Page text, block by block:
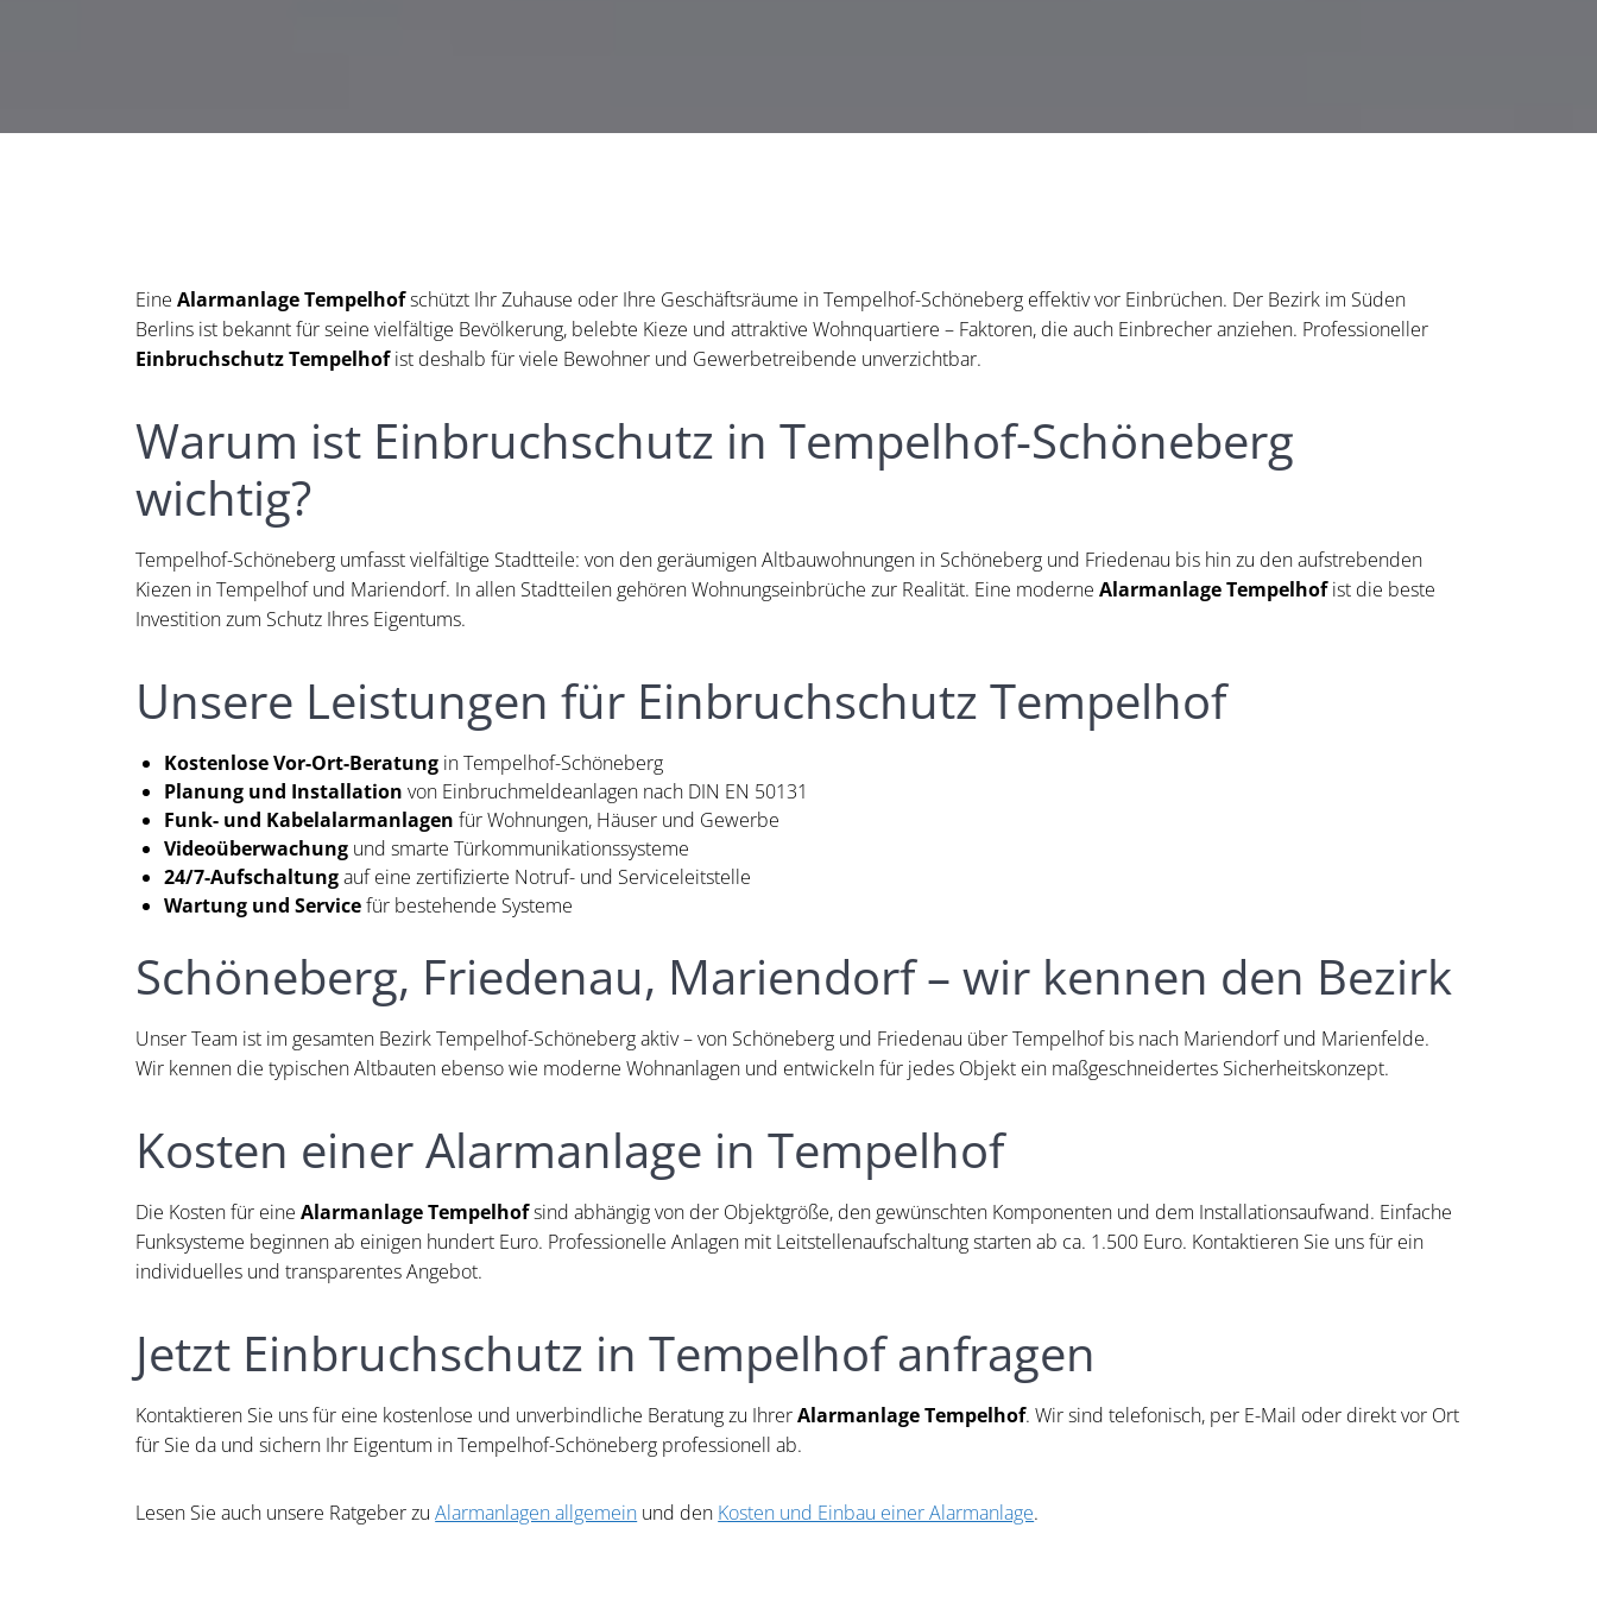
EineAlarmanlage Tempelhofschützt Ihr Zuhause oder Ihre Geschäftsräume in Tempelhof-Schöneberg effektiv vor Einbrüchen. Der Bezirk im Süden
Berlins ist bekannt für seine vielfältige Bevölkerung, belebte Kieze und attraktive Wohnquartiere – Faktoren, die auch Einbrecher anziehen. Professioneller
Einbruchschutz Tempelhofist deshalb für viele Bewohner und Gewerbetreibende unverzichtbar.
Warum ist Einbruchschutz in Tempelhof-Schöneberg
wichtig?
Tempelhof-Schöneberg umfasst vielfältige Stadtteile: von den geräumigen Altbauwohnungen in Schöneberg und Friedenau bis hin zu den aufstrebenden
Kiezen in Tempelhof und Mariendorf. In allen Stadtteilen gehören Wohnungseinbrüche zur Realität. Eine moderneAlarmanlage Tempelhofist die beste
Investition zum Schutz Ihres Eigentums.
Unsere Leistungen für Einbruchschutz Tempelhof
Kostenlose Vor-Ort-Beratung in Tempelhof-Schöneberg
Planung und Installation von Einbruchmeldeanlagen nach DIN EN 50131
Funk- und Kabelalarmanlagen für Wohnungen, Häuser und Gewerbe
Videoüberwachung und smarte Türkommunikationssysteme
24/7-Aufschaltungauf eine zertifizierte Notruf- und Serviceleitstelle
Wartung und Servicefür bestehende Systeme
Schöneberg, Friedenau, Mariendorf – wir kennen den Bezirk
Unser Team ist im gesamten Bezirk Tempelhof-Schöneberg aktiv – von Schöneberg und Friedenau über Tempelhof bis nach Mariendorf und Marienfelde.
Wir kennen die typischen Altbauten ebenso wie moderne Wohnanlagen und entwickeln für jedes Objekt ein maßgeschneidertes Sicherheitskonzept.
Kosten einer Alarmanlage in Tempelhof
Die Kosten für eineAlarmanlage Tempelhofsind abhängig von der Objektgröße, den gewünschten Komponenten und dem Installationsaufwand. Einfache
Funksysteme beginnen ab einigen hundert Euro. Professionelle Anlagen mit Leitstellenaufschaltung starten ab ca. 1.500 Euro. Kontaktieren Sie uns für ein
individuelles und transparentes Angebot.
Jetzt Einbruchschutz in Tempelhof anfragen
Kontaktieren Sie uns für eine kostenlose und unverbindliche Beratung zu IhrerAlarmanlage Tempelhof. Wir sind telefonisch, per E-Mail oder direkt vor Ort
für Sie da und sichern Ihr Eigentum in Tempelhof-Schöneberg professionell ab.
Lesen Sie auch unsere Ratgeber zuAlarmanlagen allgemein und den Kosten und Einbau einer Alarmanlage.